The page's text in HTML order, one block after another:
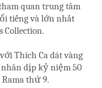
quan trung tâm
tiếng và lớn nhất
Collection.
Thích Ca dát vàng
nhân dịp kỷ niệm 50
thứ 9.